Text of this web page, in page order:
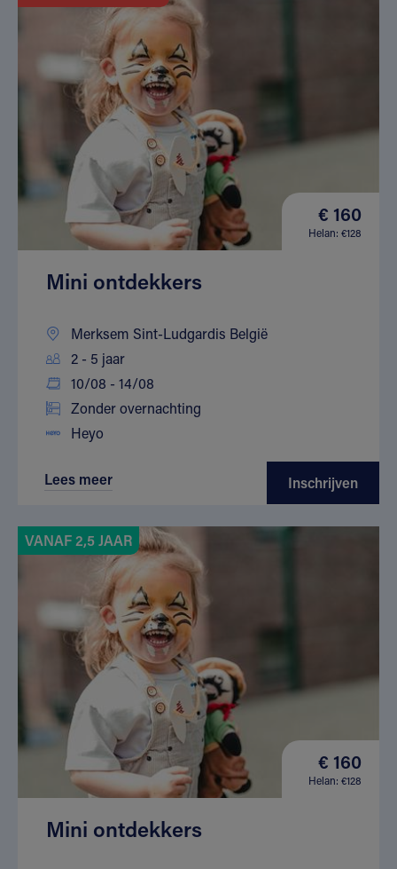
€ 160
Helan: €128
Mini ontdekkers
Merksem Sint-Ludgardis België
2 - 5 jaar
10/08 - 14/08
Zonder overnachting
Heyo
Lees meer Inschrijven
VANAF 2,5 JAAR
€ 160
Helan: €128
Mini ontdekkers